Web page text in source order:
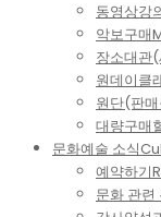
동영상강
악보구매
장소대관
원데이클
원단(판
대량구매
문화예술 소식
예약하기
문화 관련